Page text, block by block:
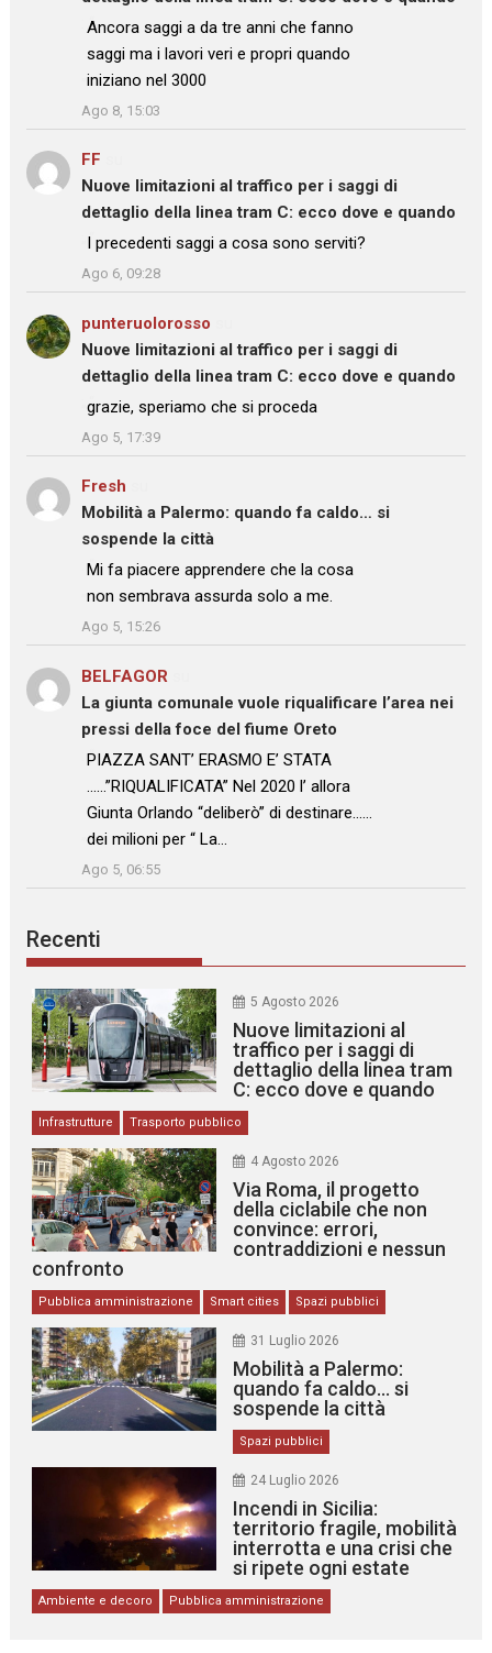
: “
Ancora saggi a da tre anni che fanno
saggi ma i lavori veri e propri quando
iniziano nel 3000
”
Ago 8, 15:03
FF
Nuove limitazioni al traffico per i saggi di
dettaglio della linea tram C: ecco dove e quando
: “ I precedenti saggi a cosa sono serviti?
Ago 6, 09:28
punteruolorosso
Nuove limitazioni al traffico per i saggi di
dettaglio della linea tram C: ecco dove e quando
: “
grazie, speriamo che si proceda
”
Ago 5, 17:39
Fresh
Mobilità a Palermo: quando fa caldo… si
sospende la città
: “Mi fa piacere apprendere che la cosa
non sembrava assurda solo a me.
”
Ago 5, 15:26
BELFAGOR
La giunta comunale vuole riqualificare l’area nei
pressi della foce del fiume Oreto
: “
PIAZZA SANT’ ERASMO E’ STATA
……”RIQUALIFICATA” Nel 2020 l’ allora
Giunta Orlando “deliberò” di destinare……
dei milioni per “ La…
”
Ago 5, 06:55
Recenti
5 Agosto 2026
Nuove limitazioni al
traffico per i saggi di
dettaglio della linea tram
C: ecco dove e quando
Infrastrutture Trasporto pubblico
4 Agosto 2026
Via Roma, il progetto
della ciclabile che non
convince: errori,
contraddizioni e nessun
confronto
Pubblica amministrazione Smart cities Spazi pubblici
31 Luglio 2026
Mobilità a Palermo:
quando fa caldo… si
sospende la città
Spazi pubblici
24 Luglio 2026
Incendi in Sicilia:
territorio fragile, mobilità
interrotta e una crisi che
si ripete ogni estate
Ambiente e decoro Pubblica amministrazione